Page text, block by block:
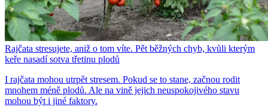
Rajčata stresujete, aniž o tom víte. Pět běžných chyb, kvůli kterým
keře nasadí sotva třetinu plodů
I rajčata mohou utrpět stresem. Pokud se to stane, začnou rodit
mnohem méně plodů. Ale na vině jejich neuspokojivého stavu
mohou být i jiné faktory.